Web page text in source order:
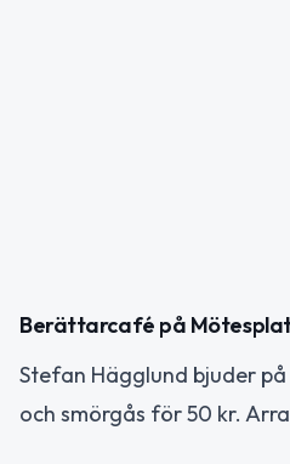
Berättarcafé på
Stefan Hägglund bjuder
och smörgås för 50 kr.